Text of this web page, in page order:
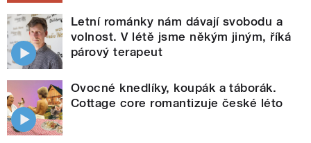
Letní románky nám dávají svobodu a
volnost. V létě jsme někým jiným, říká
párový terapeut
Ovocné knedlíky, koupák a táborák.
Cottage core romantizuje české léto